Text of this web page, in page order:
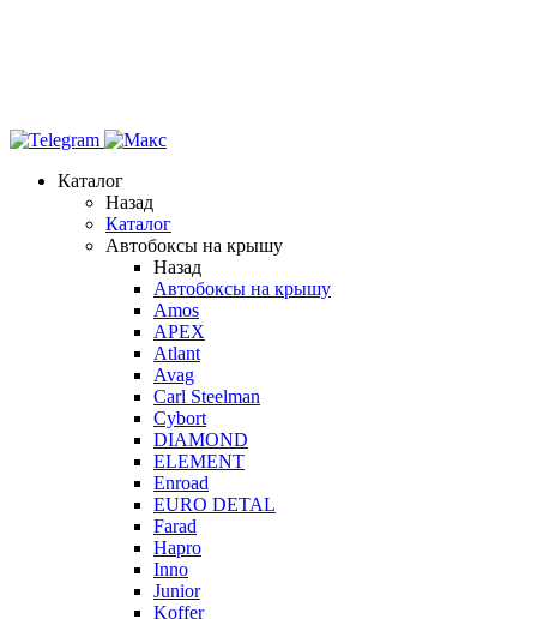
Каталог
Назад
Каталог
Автобоксы на крышу
Назад
Автобоксы на крышу
Amos
APEX
Atlant
Avag
Carl Steelman
Cybort
DIAMOND
ELEMENT
Enroad
EURO DETAL
Farad
Hapro
Inno
Junior
Koffer